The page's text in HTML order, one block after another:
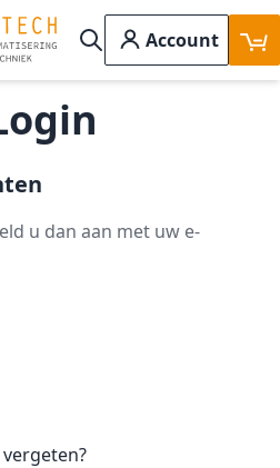
Search
Account
u dan aan met uw e-